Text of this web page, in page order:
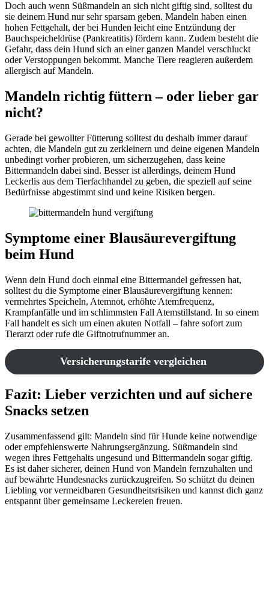
Doch auch wenn Süßmandeln an sich nicht giftig sind, solltest du
sie deinem Hund nur sehr sparsam geben. Mandeln haben einen
hohen Fettgehalt, der bei Hunden leicht eine Entzündung der
Bauchspeicheldrüse (Pankreatitis) fördern kann. Zudem besteht die
Gefahr, dass dein Hund sich an einer ganzen Mandel verschluckt
oder Verstoppungen bekommt. Manche Tiere reagieren außerdem
allergisch auf Mandeln.
Mandeln richtig füttern – oder lieber gar
nicht?
Gerade bei gewollter Fütterung solltest du deshalb immer darauf
achten, die Mandeln gut zu zerkleinern und deine eigenen Mandeln
unbedingt vorher probieren, um sicherzugehen, dass keine
Bittermandeln dabei sind. Besser ist allerdings, deinem Hund
Leckerlis aus dem Tierfachhandel zu geben, die speziell auf seine
Bedürfnisse abgestimmt sind und keine Risiken bergen.
Symptome einer Blausäurevergiftung
beim Hund
Wenn dein Hund doch einmal eine Bittermandel gefressen hat,
solltest du die Symptome einer Blausäurevergiftung kennen:
vermehrtes Speicheln, Atemnot, erhöhte Atemfrequenz,
Krampfanfälle und im schlimmsten Fall Atemstillstand. In so einem
Fall handelt es sich um einen akuten Notfall – fahre sofort zum
Tierarzt oder rufe die Giftnotrufnummer an.
Versicherungstarife vergleichen
Fazit: Lieber verzichten und auf sichere
Snacks setzen
Zusammenfassend gilt: Mandeln sind für Hunde keine notwendige
oder empfehlenswerte Nahrungsergänzung. Süßmandeln sind
wegen ihres Fettgehalts ungesund und Bittermandeln sogar giftig.
Es ist daher sicherer, deinen Hund von Mandeln fernzuhalten und
auf bewährte Hundesnacks zurückzugreifen. So schützt du deinen
Liebling vor vermeidbaren Gesundheitsrisiken und kannst dich ganz
entspannt über gemeinsame Leckereien freuen.